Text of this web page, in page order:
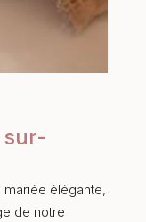
sur-
élégante,
de notre